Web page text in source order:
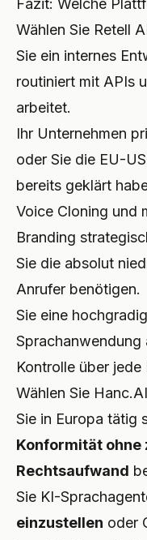
Fazit: Welche
Wählen Sie Retell
Sie ein internes
routiniert mit APIs
arbeitet.
Ihr Unternehmen
oder Sie die EU-
bereits geklärt
Voice Cloning und
Branding
Sie die absolut
Anrufer benötigen.
Sie eine
Sprachanwendung
Kontrolle über
Wählen Sie
Sie in Europa tätig
Konformität ohne
Rechtsaufwand
Sie KI-
einzustellen oder